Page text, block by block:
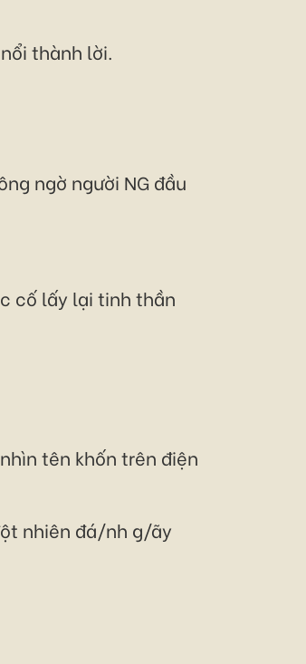
thành lời.
ngờ người NG đầu
cố lấy lại tinh thần
tên khốn trên điện
nhiên đá/nh g/ãy